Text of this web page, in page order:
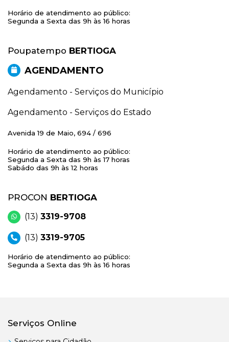
Horário de atendimento ao público:
Segunda a Sexta das 9h às 16 horas
Poupatempo BERTIOGA
AGENDAMENTO
Agendamento - Serviços do Município
Agendamento - Serviços do Estado
Avenida 19 de Maio, 694 / 696
Horário de atendimento ao público:
Segunda a Sexta das 9h às 17 horas
Sabádo das 9h às 12 horas
PROCON BERTIOGA
(13) 3319-9708
(13) 3319-9705
Horário de atendimento ao público:
Segunda a Sexta das 9h às 16 horas
Serviços Online